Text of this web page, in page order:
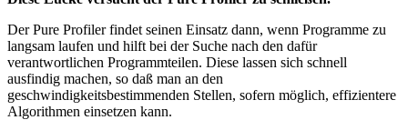
Der Pure Profiler findet seinen Einsatz dann, wenn Programme zu
langsam laufen und hilft bei der Suche nach den dafür
verantwortlichen Programmteilen. Diese lassen sich schnell
ausfindig machen, so daß man an den
geschwindigkeitsbestimmenden Stellen, sofern möglich, effizientere
Algorithmen einsetzen kann.